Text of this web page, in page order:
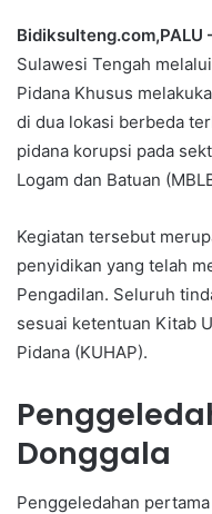
Bidiksulteng.com,PALU
Sulawesi Tengah
Pidana Khusus
di dua lokasi berbeda
pidana korupsi pada
Logam dan Batuan
Kegiatan tersebut
penyidikan yang telah
Pengadilan. Seluruh
sesuai ketentuan Kitab
Pidana (KUHAP).
Donggala
Penggeledahan